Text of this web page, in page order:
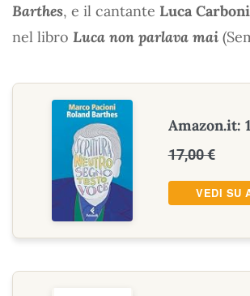
Barthes, e il cantante Luca Carboni
nel libro Luca non parlava mai
Amazon.it:
17,00 €
VEDI SU